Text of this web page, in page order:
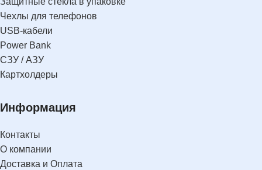
Чехлы для телефонов
USB-кабели
Power Bank
СЗУ / АЗУ
Картхолдеры
Информация
Контакты
О компании
Доставка и Оплата